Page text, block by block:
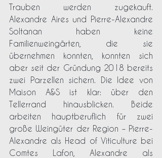
Trauben werden zugekauft.
Alexandre Aires und Pierre-Alexandre
Soltanan haben keine
Familienweingärten, die sie
übernehmen konnten, konnten sich
aber seit der Gründung 2018 bereits
zwei Parzellen sichern. Die Idee von
Maison A&S ist klar: über den
Tellerrand hinausblicken. Beide
arbeiten hauptberuflich für zwei
große Weingüter der Region – Pierre-
Alexandre als Head of Viticulture bei
Comtes Lafon, Alexandre als